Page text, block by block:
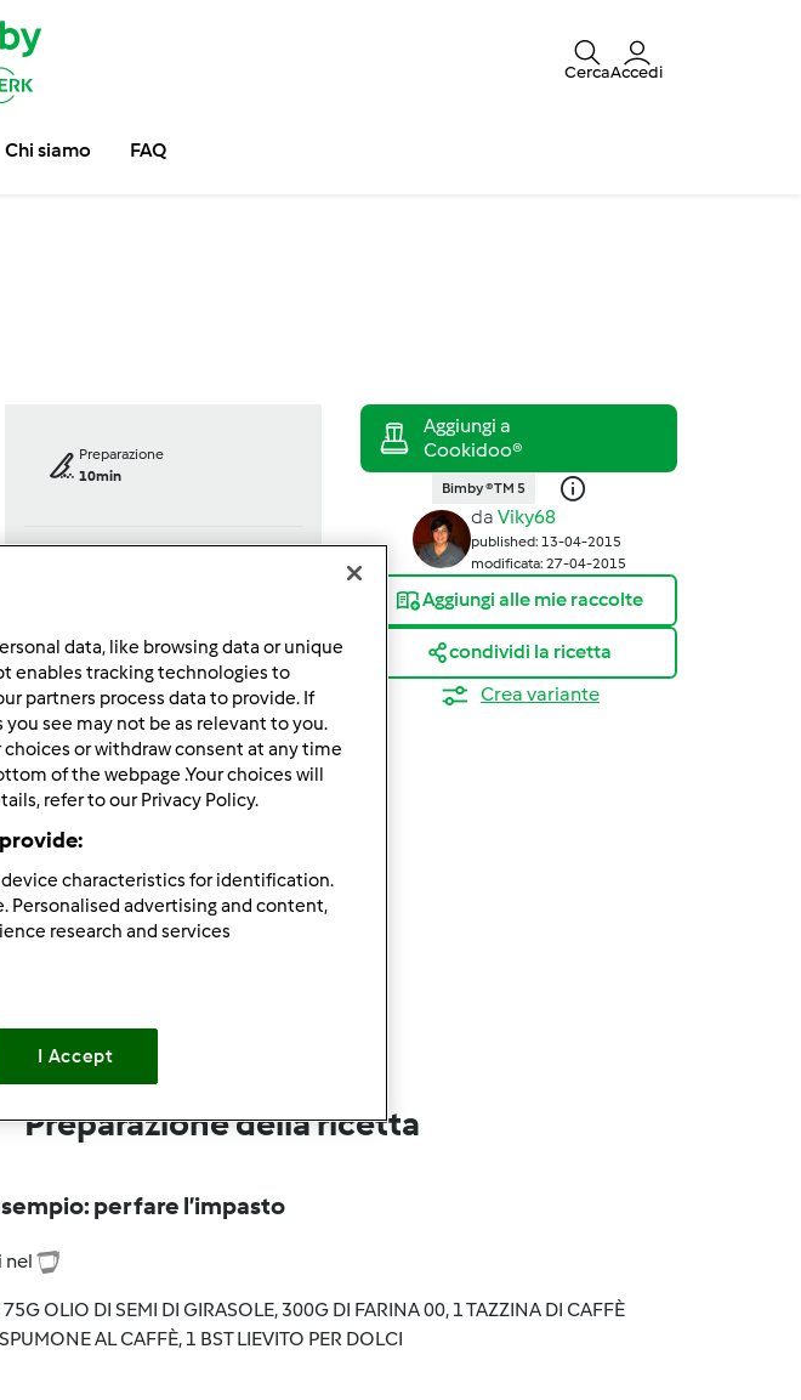
CercaAccedi
Chi siamo FAQ
Preparazione
10min
porzione/porzioni
8porzione/porzioni
facile
Bimby ® TM 5
da Viky68
published: 13-04-2015
modificata: 27-04-2015
Aggiungi alle mie raccolte
condividi la ricetta
Crea variante
Preparazione della ricetta
per fare l’impasto
nel
OLIO DI SEMI DI GIRASOLE, 300G DI FARINA 00, 1 TAZZINA DI CAFFÈ
AL CAFFÈ, 1 BST LIEVITO PER DOLCI
data, like browsing data or unique
enables tracking technologies to
partners process data to provide. If
see may not be as relevant to you.
or withdraw consent at any time
of the webpage .Your choices will
refer to our Privacy Policy.
characteristics for identification.
Personalised advertising and content,
research and services
I Accept